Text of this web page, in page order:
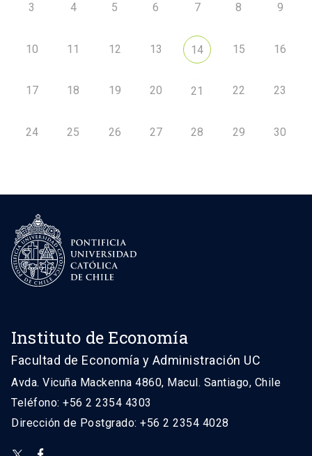
3 4 5 6 7 8 9
10 11 12 13 14 15 16
17 18 19 20 21 22 23
24 25 26 27 28 29 30
Instituto de Economía
Facultad de Economía y Administración UC
Avda. Vicuña Mackenna 4860, Macul. Santiago, Chile
Teléfono: +56 2 2354 4303
Dirección de Postgrado: +56 2 2354 4028